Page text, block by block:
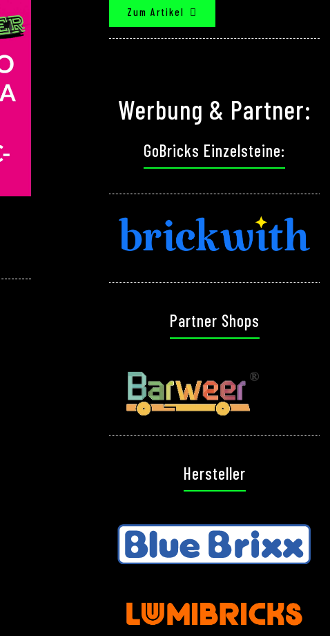
Zum Artikel
Werbung & Partner:
GoBricks Einzelsteine:
Partner Shops
Hersteller